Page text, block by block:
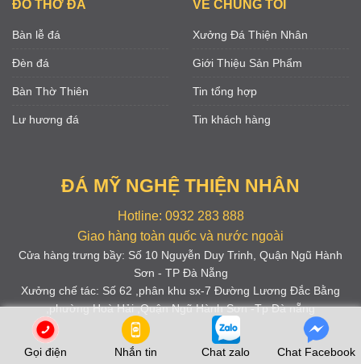
Gọi điện Nhắn tin Chat zalo Chat Facebook
ĐỒ THỜ ĐÁ
Bàn lễ đá
Đèn đá
Bàn Thờ Thiên
Lư hương đá
VỀ CHÚNG TÔI
Xưởng Đá Thiện Nhân
Giới Thiệu Sản Phẩm
Tin tổng hợp
Tin khách hàng
ĐÁ MỸ NGHỆ THIỆN NHÂN
Hotline: 0932 283 888
Giao hàng toàn quốc và nước ngoài
Cửa hàng trưng bầy: Số 10 Nguyễn Duy Trinh, Quận Ngũ Hành
Sơn - TP Đà Nẵng
Xưởng chế tác: Số 62 ,phân khu sx-7 Đường Lương Đắc Bằng
,phường Hoà Hải ,Quận Ngũ Hành Sơn -Tp Đà nẵng